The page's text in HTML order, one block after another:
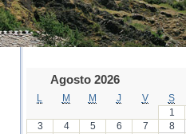
Agosto 2026
M M J V S
1
3
4 5 6 7 8